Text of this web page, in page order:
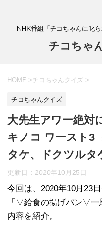
NHK番組「チコちゃんに叱
チコちゃ
HOME >チコちゃんクイズ >
チコちゃんクイズ
大先生アワー絶対
キノコ ワースト
タケ、ドクツルタ
更新日： 2020年10月25日
今回は、2020年10月23
「▽給食の揚げパン▽
内容を紹介。